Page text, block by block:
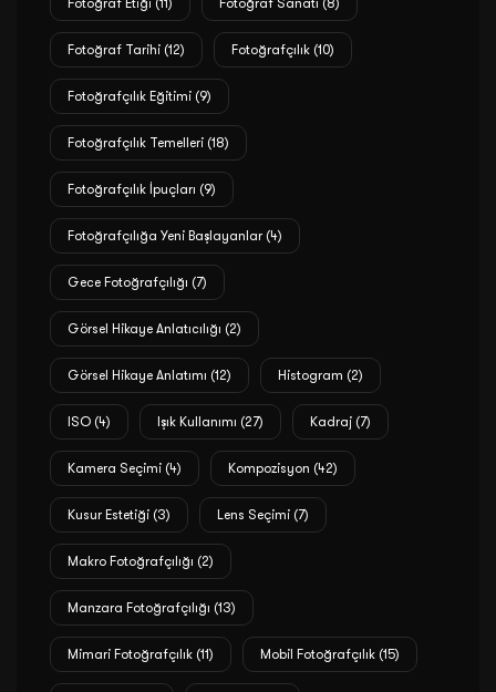
Fotoğraf Etiği (11) Fotoğraf Sanatı (8)
Fotoğraf Tarihi (12) Fotoğrafçılık (10)
Fotoğrafçılık Eğitimi (9)
Fotoğrafçılık Temelleri (18)
Fotoğrafçılık İpuçları (9)
Fotoğrafçılığa Yeni Başlayanlar (4)
Gece Fotoğrafçılığı (7)
Görsel Hikaye Anlatıcılığı (2)
Görsel Hikaye Anlatımı (12) Histogram (2)
ISO (4) Işık Kullanımı (27) Kadraj (7)
Kamera Seçimi (4) Kompozisyon (42)
Kusur Estetiği (3) Lens Seçimi (7)
Makro Fotoğrafçılığı (2)
Manzara Fotoğrafçılığı (13)
Mimari Fotoğrafçılık (11) Mobil Fotoğrafçılık (15)